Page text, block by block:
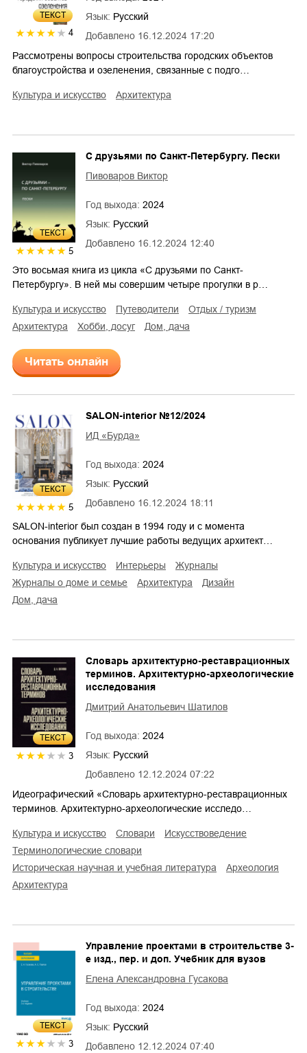
ТЕКСТ
4 Добавлено 16.12.2024 17:20
Язык: Русский
Рассмотрены вопросы строительства городских объектов
благоустройства и озеленения, связанные с подго…
культура и искусство архитектура
ТЕКСТ
5
Добавлено 16.12.2024 12:40
С друзьями по Санкт-Петербургу. Пески
Пивоваров Виктор
Год выхода: 2024
Язык: Русский
Это восьмая книга из цикла «С друзьями по Санкт-
Петербургу». В ней мы совершим четыре прогулки в р…
культура и искусство путеводители
отдых / туризм
архитектура
хобби, досуг дом, дача
Читать онлайн
ТЕКСТ
5 Добавлено 16.12.2024 18:11
SALON-interior №12/2024
ИД «Бурда»
Год выхода: 2024
Язык: Русский
SALON-interior был создан в 1994 году и с момента
основания публикует лучшие работы ведущих архитект…
культура и искусство интерьеры
журналы
журналы о доме и семье
архитектура
дизайн
дом, дача
ТЕКСТ
3
Добавлено 12.12.2024 07:22
Словарь архитектурно-реставрационных
терминов. Архитектурно-археологические
исследования
Дмитрий Анатольевич Шатилов
Год выхода: 2024
Язык: Русский
Идеографический «Словарь архитектурно-реставрационных
терминов. Архитектурно-археологические исследо…
культура и искусство словари
искусствоведение
терминологические словари
историческая научная и учебная литература
археология
архитектура
ТЕКСТ
3 Добавлено 12.12.2024 07:40
Управление проектами в строительстве 3-
е изд., пер. и доп. Учебник для вузов
Елена Александровна Гусакова
Год выхода: 2024
Язык: Русский